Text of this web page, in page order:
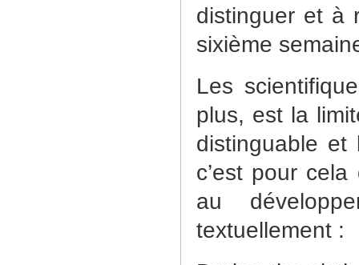
distinguer et à
sixième
Les
plus, est la
distinguable et
c’est pour
au
textuellement :